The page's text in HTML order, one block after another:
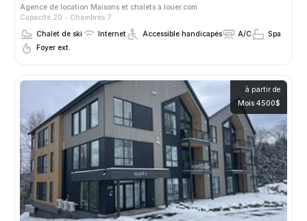
Agence de location Maisons et chalets à louer.com
Capacité 20
Chambres 7
Chalet de ski
Internet Accessible handicapés A/C
Spa
Foyer ext.
à partir de
Mois 4500$